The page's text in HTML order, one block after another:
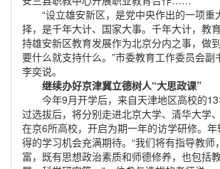
“设立雄安新区，是党中央作出的一项重
择，是千年大计、国家大事。千年大计，教
持雄安新区教育发展作为北京分内之事，做
要什么就支持什么。”市委教育工作委员会副
李奕说。
继续办好京津冀立德树人“大思政课”
今年9月开学后，来自天津地区高校的
过选拔后，将分别走进北京大学、清华大学
在京6所高校，开启为期一年的访学研修。
得的学习机会充满期待。“我们将有指导教师
富，既有思想政治素质和师德修养，也包括